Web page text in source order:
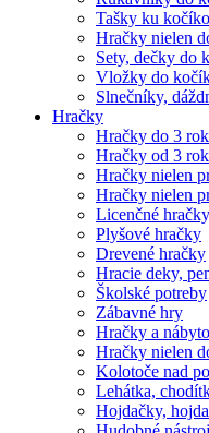
Tašky ku
Hračky nielen
Sety, dečky do
Vložky do
Slnečníky,
Hračky
Hračky do 3
Hračky od 3
Hračky nielen
Hračky nielen
Licenčné
Plyšové hračky
Drevené hračky
Hracie deky,
Školské potreby
Zábavné hry
Hračky a
Hračky nielen
Kolotoče nad
Lehátka,
Hojdačky,